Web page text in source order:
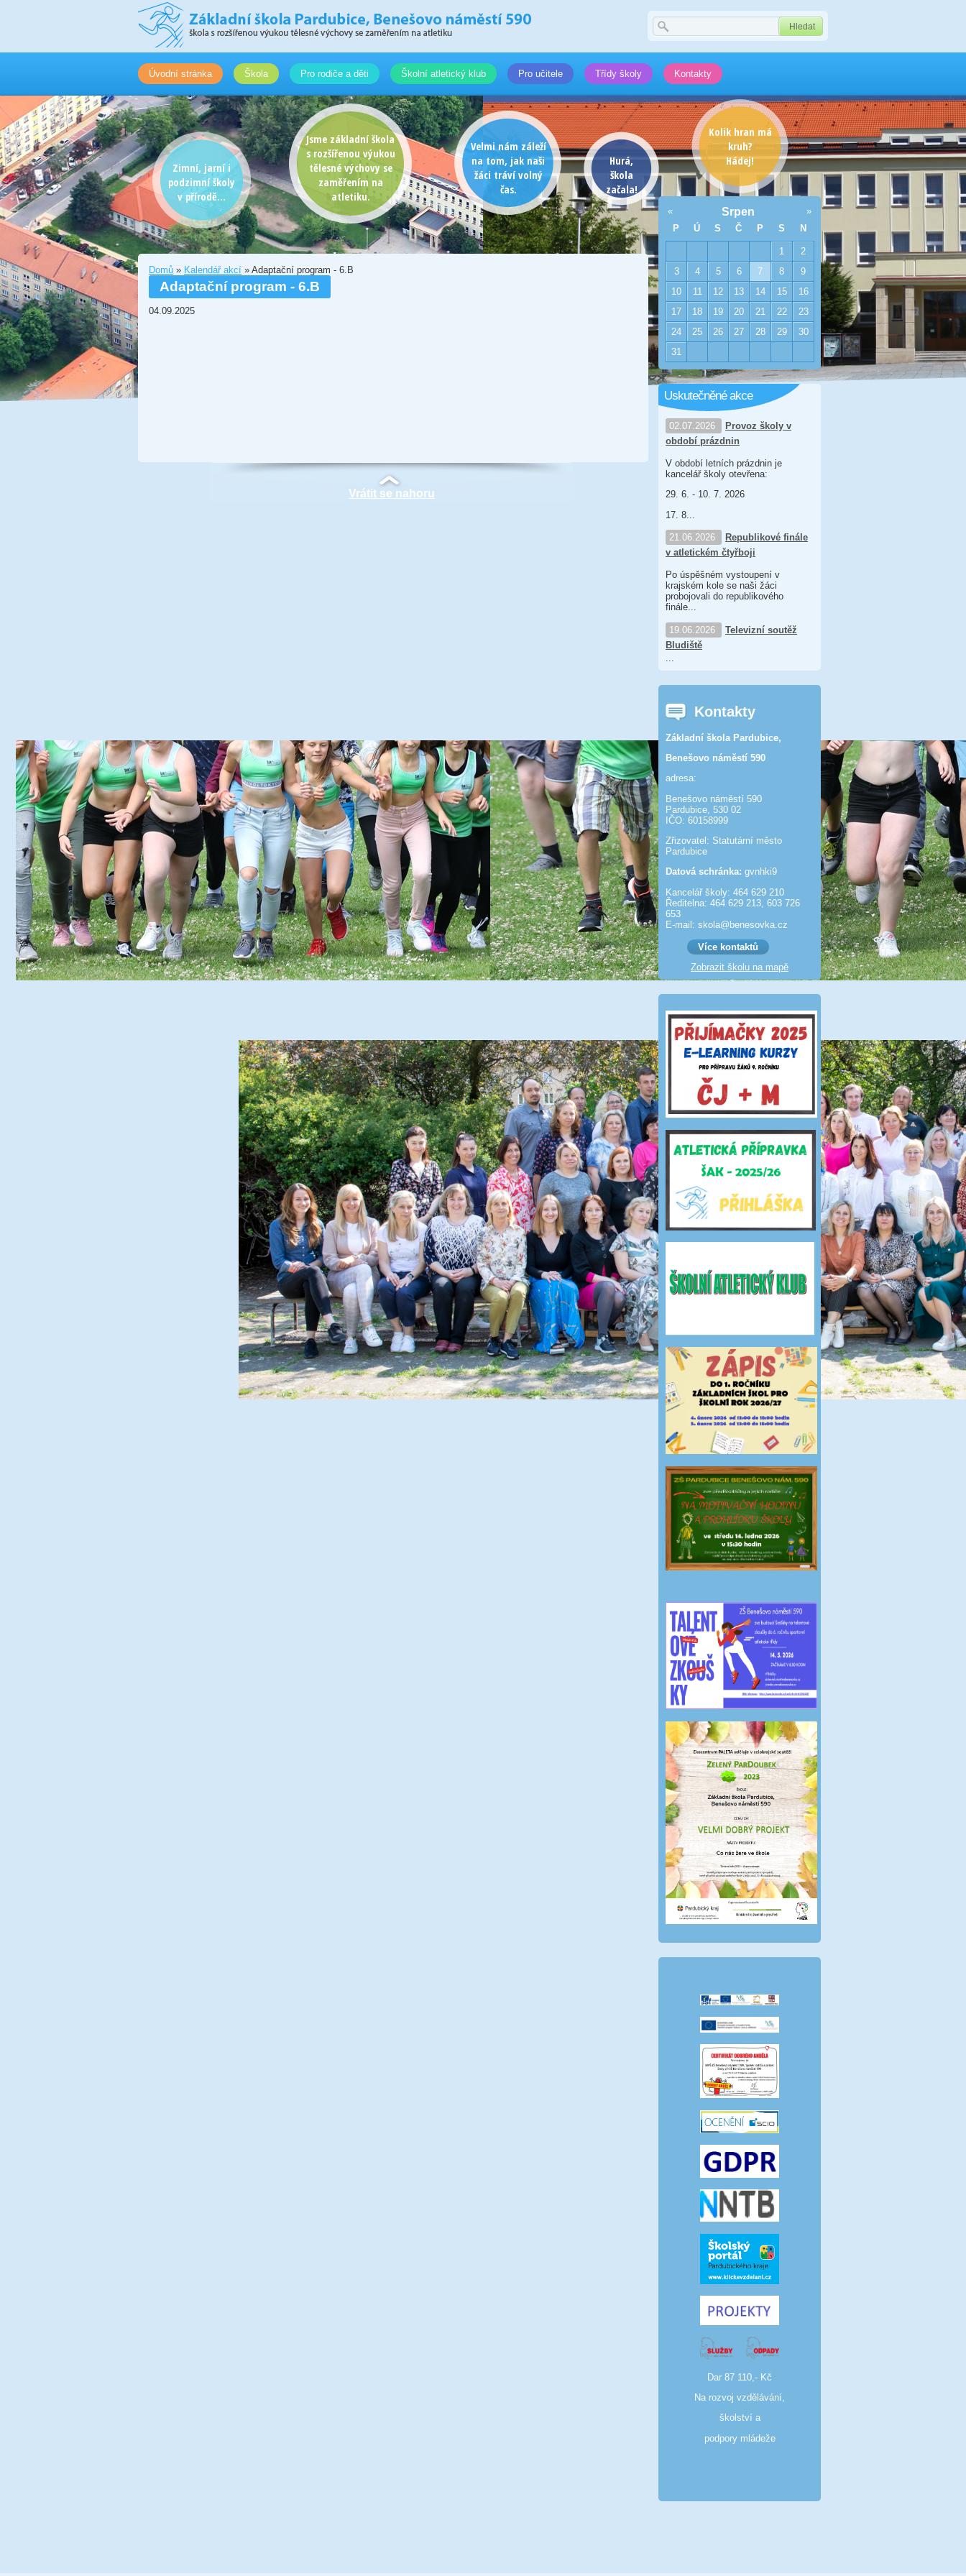
Úvodní stránka Škola Pro rodiče a děti Školní atletický klub Pro učitele Třídy školy Kontakty
Zimní, jarní i
podzimní školy
v přírodě...
Jsme základní škola
s rozšířenou výukou
tělesné výchovy se
zaměřením na
atletiku.
Velmi nám záleží
na tom, jak naši
žáci tráví volný
čas.
Hurá,
škola
začala!
Kolik hran má
kruh?
Hádej!
Domů » Kalendář akcí » Adaptační program - 6.B
Adaptační program - 6.B
04.09.2025
Vrátit se nahoru
« Srpen
»
P
Ú S Č P S N
1
2
3
4 5 6 7 8
9
10
11 12 13 14 15
16
17
18 19 20 21 22
23
24
25 26 27 28 29
30
31
Uskutečněné akce
02.07.2026
Provoz školy v
období prázdnin
V období letních prázdnin je
kancelář školy otevřena:
29. 6. - 10. 7. 2026
17. 8...
21.06.2026
Republikové finále
v atletickém čtyřboji
Po úspěšném vystoupení v
krajském kole se naši žáci
probojovali do republikového
finále...
19.06.2026
Televizní soutěž
Bludiště
Kontakty
Základní škola Pardubice,
Benešovo náměstí 590
adresa:
Benešovo náměstí 590
Pardubice, 530 02
IČO: 60158999
Zřizovatel: Statutární město
Pardubice
Datová schránka: gvnhki9
Kancelář školy: 464 629 210
Ředitelna: 464 629 213, 603 726
653
E-mail: skola@benesov­ka.cz
Více kontaktů
Zobrazit školu na mapě
Dar 87 110,- Kč
Na rozvoj vzdělávání,
školství a
podpory mládeže